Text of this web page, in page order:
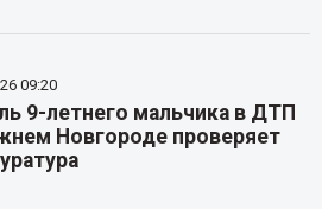
09:20
9-летнего мальчика в ДТП
Новгороде проверяет